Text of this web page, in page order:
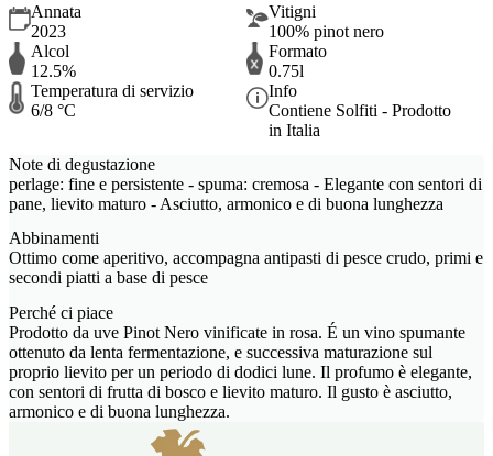
Annata
2023
Vitigni
100% pinot nero
Alcol
12.5%
Formato
0.75l
Temperatura di servizio
6/8 °C
Info
Contiene Solfiti - Prodotto
in Italia
Note di degustazione
perlage: fine e persistente - spuma: cremosa - Elegante con sentori di
pane, lievito maturo - Asciutto, armonico e di buona lunghezza
Abbinamenti
Ottimo come aperitivo, accompagna antipasti di pesce crudo, primi e
secondi piatti a base di pesce
Perché ci piace
Prodotto da uve Pinot Nero vinificate in rosa. É un vino spumante
ottenuto da lenta fermentazione, e successiva maturazione sul
proprio lievito per un periodo di dodici lune. Il profumo è elegante,
con sentori di frutta di bosco e lievito maturo. Il gusto è asciutto,
armonico e di buona lunghezza.